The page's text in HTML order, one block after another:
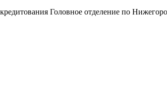
Головное отделение по